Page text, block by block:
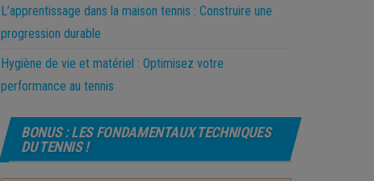
L’apprentissage dans la maison tennis : Construire une
progression durable
Hygiène de vie et matériel : Optimisez votre
performance au tennis
BONUS : LES FONDAMENTAUX TECHNIQUES
DU TENNIS !